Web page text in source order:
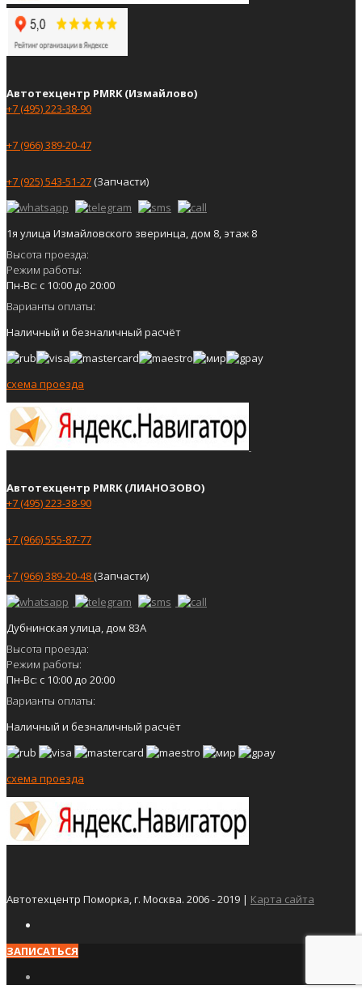
Автотехцентр PMRK (Измайлово)
+7 (495) 223-38-90
+7 (966) 389-20-47
+7 (925) 543-51-27(Запчасти)
1я улица Измайловского зверинца, дом 8, этаж 8
Высота проезда:
Режим работы:
Пн-Вс: с 10:00 до 20:00
Варианты оплаты:
Наличный и безналичный расчёт
схема проезда
Автотехцентр PMRK (ЛИАНОЗОВО)
+7 (495) 223-38-90
+7 (966) 555-87-77
+7 (966) 389-20-48(Запчасти)
Дубнинская улица, дом 83А
Высота проезда:
Режим работы:
Пн-Вс: с 10:00 до 20:00
Варианты оплаты:
Наличный и безналичный расчёт
схема проезда
Автотехцентр Поморка, г. Москва. 2006 - 2019 | Карта сайта
ЗАПИСАТЬСЯ